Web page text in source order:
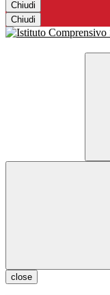
Chiudi
Chiudi
close